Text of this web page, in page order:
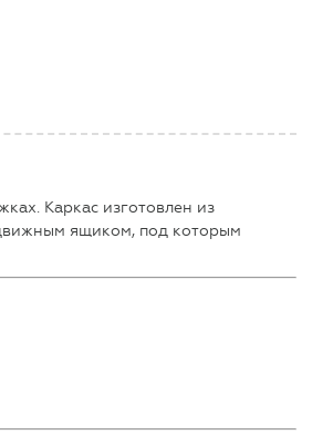
Каркас изготовлен из
ящиком, под которым